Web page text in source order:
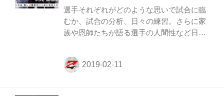
フオク！ RIZINチャリティーアカウント ◆
アカウント名：rizin_charity ◆URL：
選手それぞれがどのような思いで試合に臨
むか、試合の分析、日々の練習。さらに家
族や恩師たちが語る選手の人間性など日常
“CONFESSIONS（告白）” に胸が熱くなる
RIZINドキュメンタリー番組。 新作エピソ